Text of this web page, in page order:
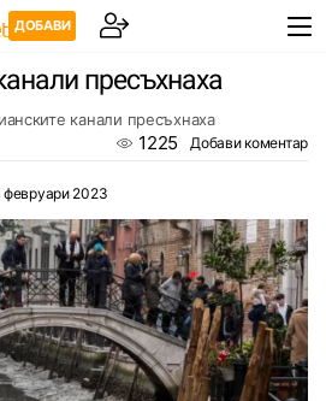
ДОБАВИ
пресъхнаха
канали пресъхнаха
1225 Добави коментар
февруари 2023